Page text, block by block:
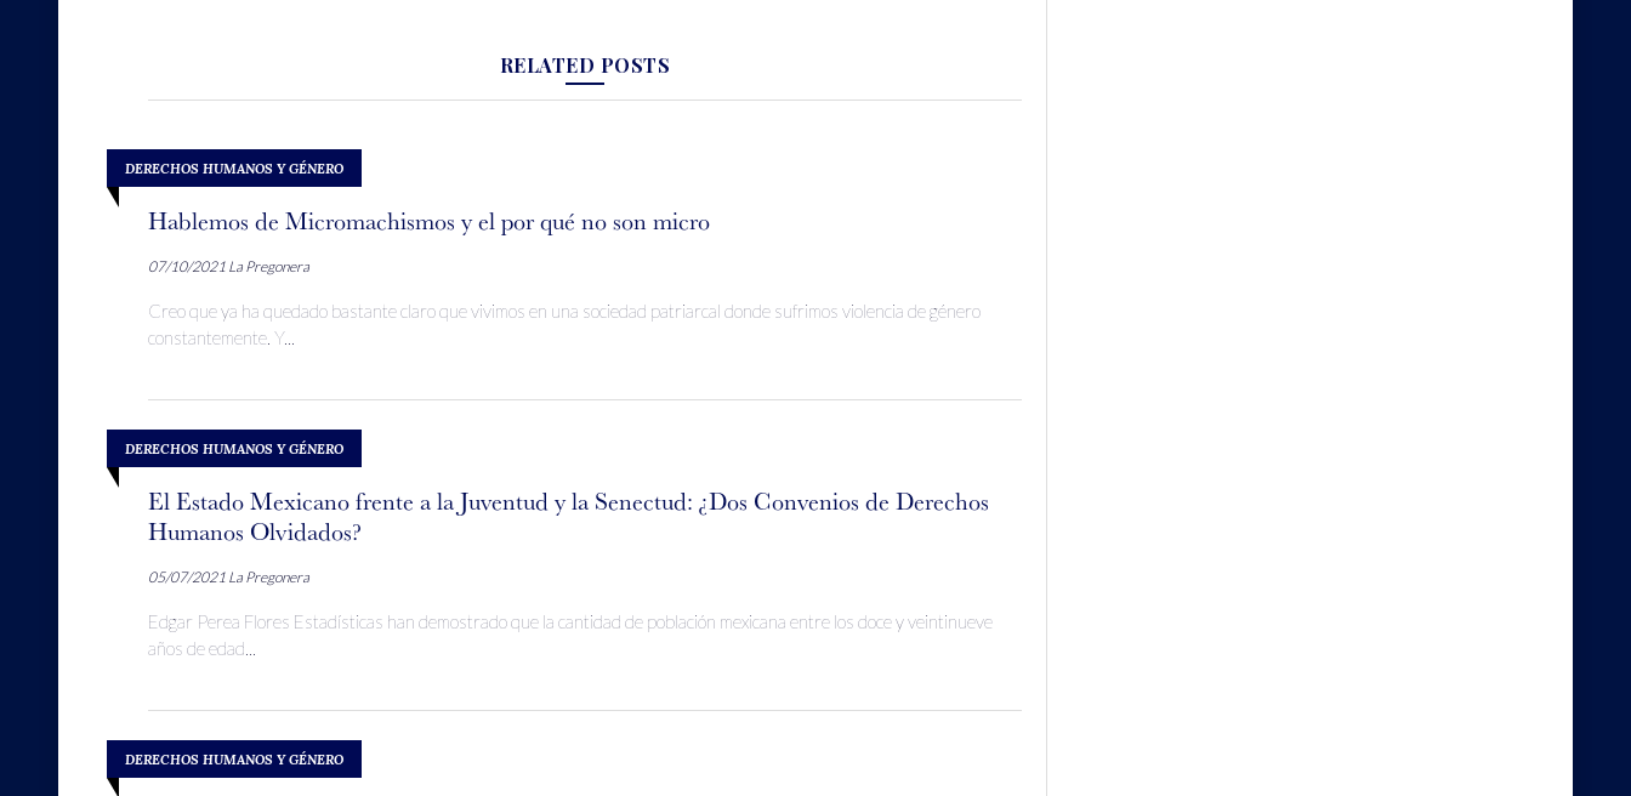
RELATED POSTS
DERECHOS HUMANOS Y GÉNERO
Hablemos de Micromachismos y el por qué no son micro
07/10/2021 La Pregonera
Creo que ya ha quedado bastante claro que vivimos en una sociedad patriarcal donde sufrimos violencia de género
constantemente. Y...
DERECHOS HUMANOS Y GÉNERO
El Estado Mexicano frente a la Juventud y la Senectud: ¿Dos Convenios de Derechos
Humanos Olvidados?
05/07/2021 La Pregonera
Edgar Perea Flores Estadísticas han demostrado que la cantidad de población mexicana entre los doce y veintinueve
años de edad...
DERECHOS HUMANOS Y GÉNERO